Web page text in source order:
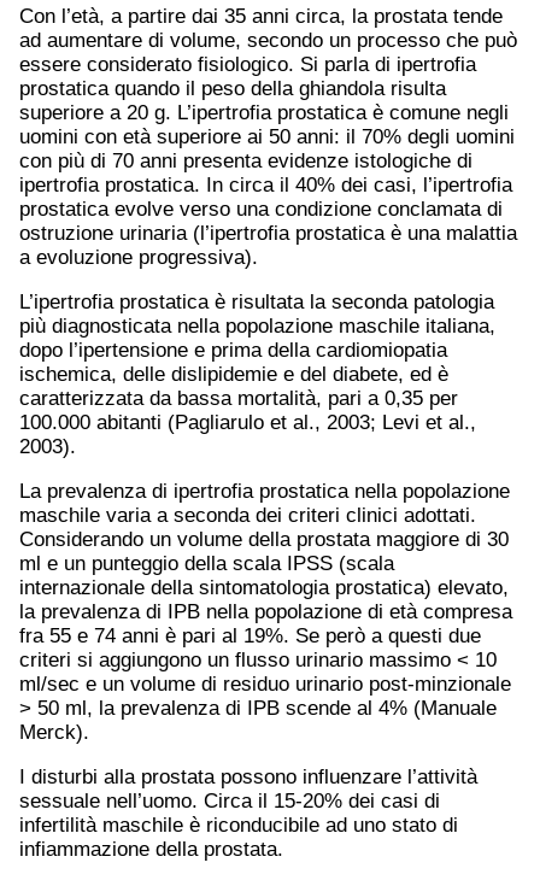
Con l’età, a partire dai 35 anni circa, la prostata tende
ad aumentare di volume, secondo un processo che può
essere considerato fisiologico. Si parla di ipertrofia
prostatica quando il peso della ghiandola risulta
superiore a 20 g. L’ipertrofia prostatica è comune negli
uomini con età superiore ai 50 anni: il 70% degli uomini
con più di 70 anni presenta evidenze istologiche di
ipertrofia prostatica. In circa il 40% dei casi, l’ipertrofia
prostatica evolve verso una condizione conclamata di
ostruzione urinaria (l’ipertrofia prostatica è una malattia
a evoluzione progressiva).
L’ipertrofia prostatica è risultata la seconda patologia
più diagnosticata nella popolazione maschile italiana,
dopo l’ipertensione e prima della cardiomiopatia
ischemica, delle dislipidemie e del diabete, ed è
caratterizzata da bassa mortalità, pari a 0,35 per
100.000 abitanti (Pagliarulo et al., 2003; Levi et al.,
2003).
La prevalenza di ipertrofia prostatica nella popolazione
maschile varia a seconda dei criteri clinici adottati.
Considerando un volume della prostata maggiore di 30
ml e un punteggio della scala IPSS (scala
internazionale della sintomatologia prostatica) elevato,
la prevalenza di IPB nella popolazione di età compresa
fra 55 e 74 anni è pari al 19%. Se però a questi due
criteri si aggiungono un flusso urinario massimo < 10
ml/sec e un volume di residuo urinario post-minzionale
> 50 ml, la prevalenza di IPB scende al 4% (Manuale
Merck).
I disturbi alla prostata possono influenzare l’attività
sessuale nell’uomo. Circa il 15-20% dei casi di
infertilità maschile è riconducibile ad uno stato di
infiammazione della prostata.